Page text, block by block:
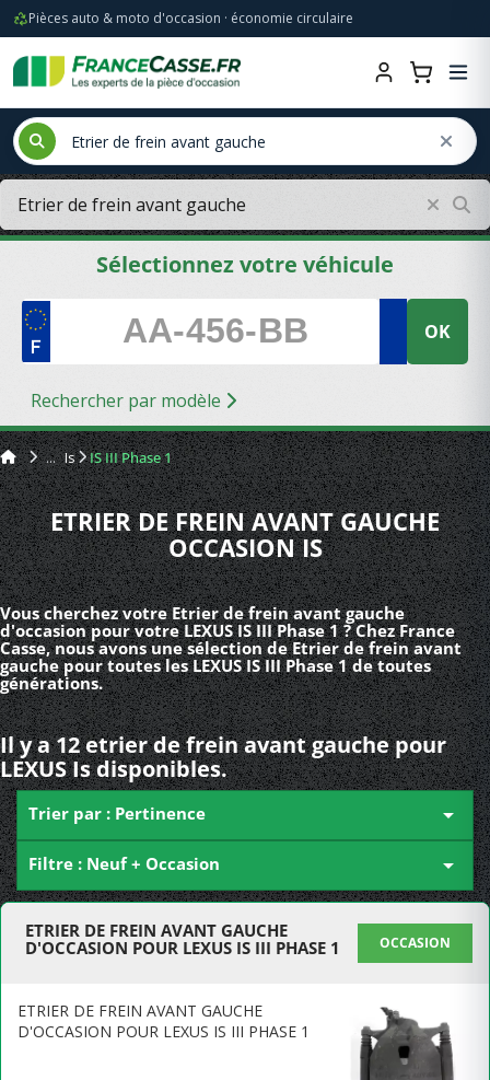
Pièces auto & moto d'occasion · économie circulaire
Sélectionnez votre véhicule
OK
Rechercher par modèle
Is IS III Phase 1
ETRIER DE FREIN AVANT GAUCHE
OCCASION IS
Vous cherchez votre Etrier de frein avant gauche
d'occasion pour votre LEXUS IS III Phase 1 ? Chez France
Casse, nous avons une sélection de Etrier de frein avant
gauche pour toutes les LEXUS IS III Phase 1 de toutes
générations.
Il y a 12 etrier de frein avant gauche pour
LEXUS Is disponibles.
Trier par : Pertinence 
Filtre : Neuf + Occasion 
ETRIER DE FREIN AVANT GAUCHE
D'OCCASION POUR LEXUS IS III PHASE 1
OCCASION
ETRIER DE FREIN AVANT GAUCHE
D'OCCASION POUR LEXUS IS III PHASE 1